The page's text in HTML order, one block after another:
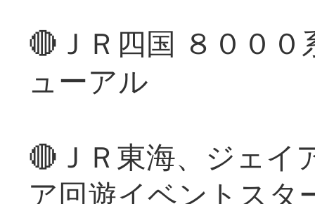
🔴ＪＲ四国 ８００
ューアル
🔴ＪＲ東海、ジェイ
ア回遊イベントスタ